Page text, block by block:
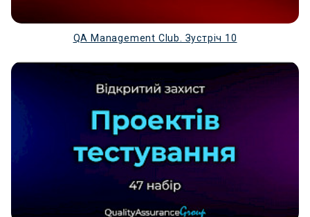
QA Management Club. Зустріч 10